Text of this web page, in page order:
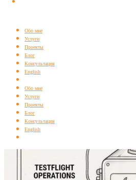
Обо мне
Услуги
Проекты
Блог
Консультация
English
Обо мне
Услуги
Проекты
Блог
Консультация
English